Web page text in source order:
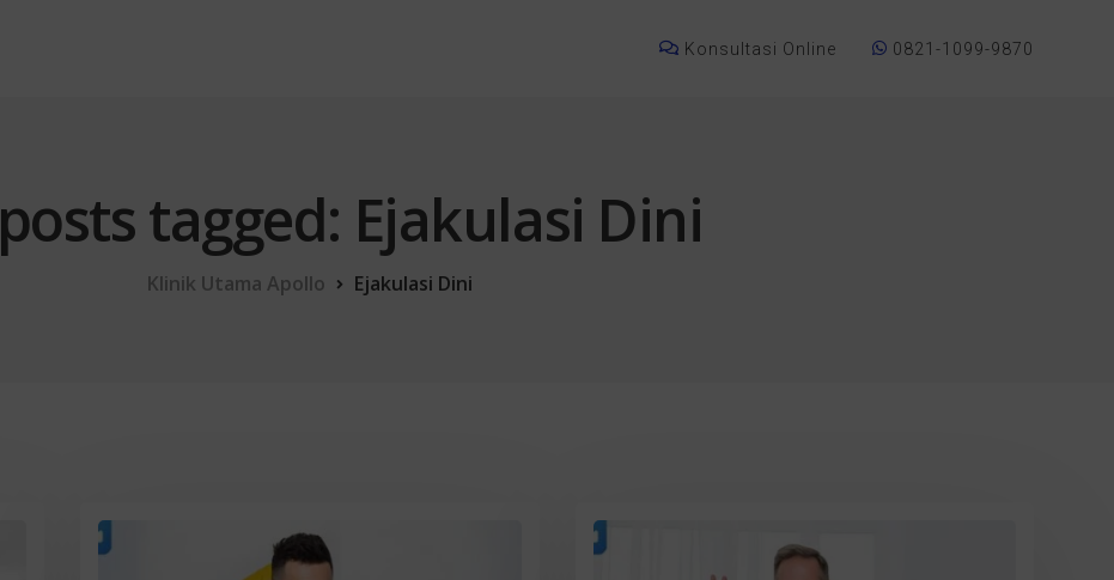
Konsultasi Online 0821-1099-9870
tagged: Ejakulasi Dini
Klinik Utama Apollo Ejakulasi Dini